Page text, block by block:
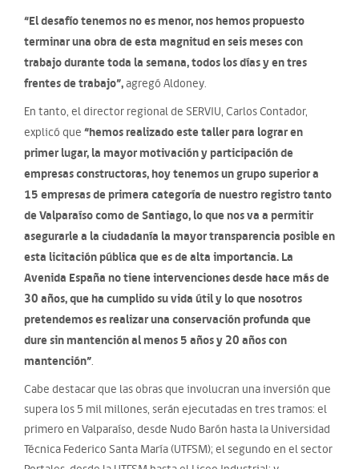
“El desafío tenemos no es menor, nos hemos propuesto
terminar una obra de esta magnitud en seis meses con
trabajo durante toda la semana, todos los días y en tres
frentes de trabajo”,agregó Aldoney.
En tanto, el director regional de SERVIU, Carlos Contador,
explicó que “hemos realizado este taller para lograr en
primer lugar, la mayor motivación y participación de
empresas constructoras, hoy tenemos un grupo superior a
15 empresas de primera categoría de nuestro registro tanto
de Valparaíso como de Santiago, lo que nos va a permitir
asegurarle a la ciudadanía la mayor transparencia posible en
esta licitación pública que es de alta importancia. La
Avenida España no tiene intervenciones desde hace más de
30 años, que ha cumplido su vida útil y lo que nosotros
pretendemos es realizar una conservación profunda que
dure sin mantención al menos 5 años y 20 años con
mantención”.
Cabe destacar que las obras que involucran una inversión que
supera los 5 mil millones, serán ejecutadas en tres tramos: el
primero en Valparaíso, desde Nudo Barón hasta la Universidad
Técnica Federico Santa María (UTFSM); el segundo en el sector